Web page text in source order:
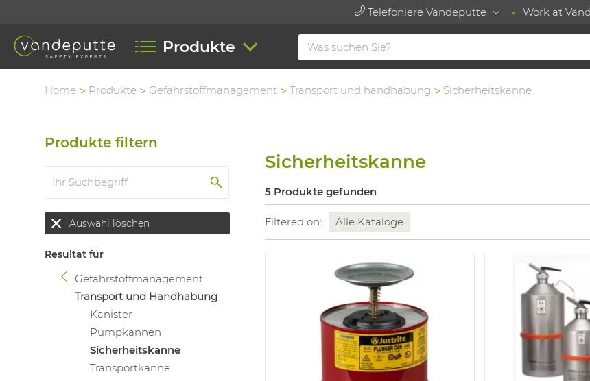
Telefoniere Vandeputte Work at
Produkte
Home Produkte Gefahrstoffmanagement Transport und handhabung Sicherheitskanne
Produkte filtern
Auswahl löschen
Resultat für
Gefahrstoffmanagement
Transport und Handhabung
Kanister
Pumpkannen
Sicherheitskanne
Transportkanne
Sicherheitskanne
5 Produkte gefunden
Filtered on: Alle Kataloge